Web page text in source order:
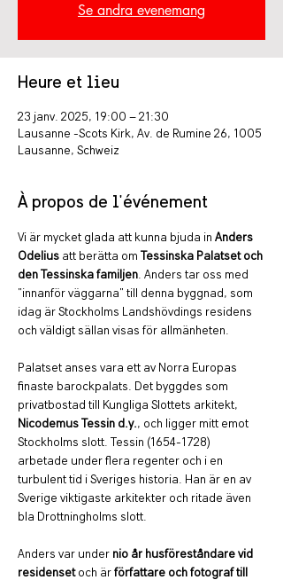
Se andra evenemang
Heure et lieu
23 janv. 2025, 19:00 – 21:30
Lausanne -Scots Kirk, Av. de Rumine 26, 1005
Lausanne, Schweiz
À propos de l'événement
Vi är mycket glada att kunna bjuda in Anders
Odelius att berätta om
Tessinska Palatset och
den Tessinska familjen. Anders tar oss med
"innanför väggarna" till denna byggnad, som
idag är Stockholms Landshövdings residens
och väldigt sällan visas för allmänheten.
Palatset anses vara ett av Norra Europas
finaste barockpalats. Det byggdes som
privatbostad till Kungliga Slottets arkitekt,
Nicodemus Tessin d.y., och ligger mitt emot
Stockholms slott. Tessin (1654-1728)
arbetade under flera regenter och i en
turbulent tid i Sveriges historia. Han är en av
Sverige viktigaste arkitekter och ritade även
bla Drottningholms slott.
Anders var under nio år husföreståndare vid
residenset och är författare och fotograf till